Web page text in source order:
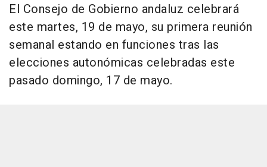
El Consejo de Gobierno andaluz celebrará
este martes, 19 de mayo, su primera reunión
semanal estando en funciones tras las
elecciones autonómicas celebradas este
pasado domingo, 17 de mayo.